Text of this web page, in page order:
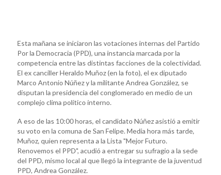
Esta mañana se iniciaron las votaciones internas del Partido
Por la Democracia (PPD), una instancia marcada por la
competencia entre las distintas facciones de la colectividad.
El ex canciller Heraldo Muñoz (en la foto), el ex diputado
Marco Antonio Núñez y la militante Andrea González, se
disputan la presidencia del conglomerado en medio de un
complejo clima político interno.
A eso de las 10:00 horas, el candidato Núñez asistió a emitir
su voto en la comuna de San Felipe. Media hora más tarde,
Muñoz, quien representa a la Lista "Mejor Futuro.
Renovemos el PPD", acudió a entregar su sufragio a la sede
del PPD, mismo local al que llegó la integrante de la juventud
PPD, Andrea González.